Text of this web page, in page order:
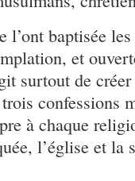
baptisée
et
surtout de créer
confessions
à chaque
l’église et la